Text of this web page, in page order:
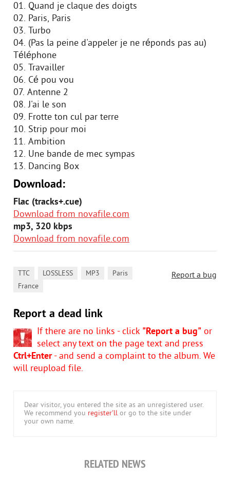
01. Quand je claque des doigts
02. Paris, Paris
03. Turbo
04. (Pas la peine d'appeler je ne réponds pas au)
Téléphone
05. Travailler
06. Cé pou vou
07. Antenne 2
08. J'ai le son
09. Frotte ton cul par terre
10. Strip pour moi
11. Ambition
12. Une bande de mec sympas
13. Dancing Box
Download:
Flac (tracks+.cue)
Download from novafile.com
mp3, 320 kbps
Download from novafile.com
Report a bug
TTC LOSSLESS MP3 Paris
France
Report a dead link
If there are no links - click "Report a bug" or
select any text on the page text and press
Ctrl+Enter- and send a complaint to the album. We
will reupload file.
Dear visitor, you entered the site as an unregistered user.
We recommend you register'll or go to the site under
your own name.
RELATED NEWS